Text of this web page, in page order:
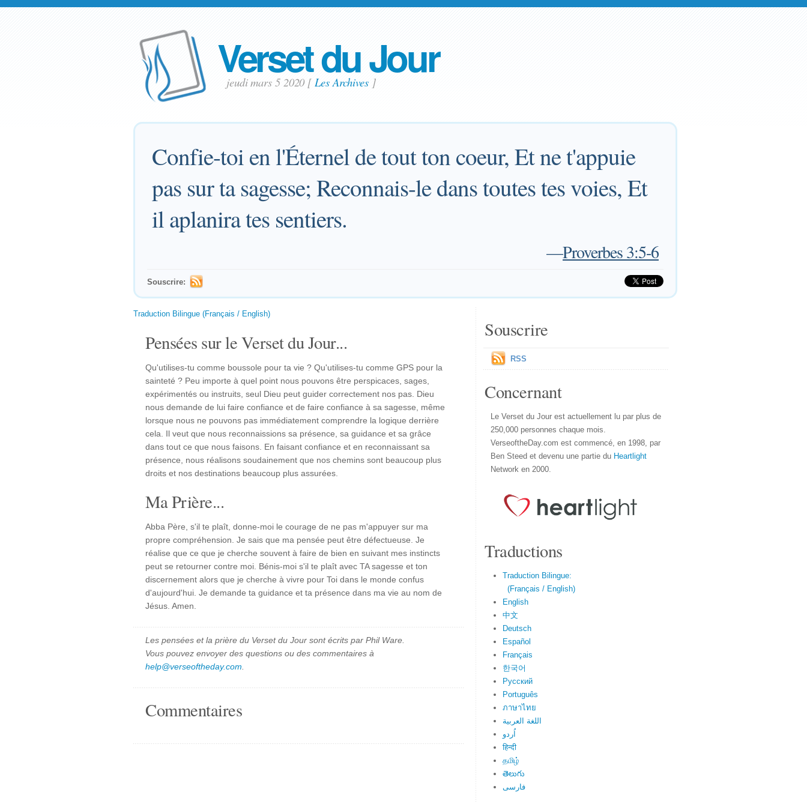
Verset du Jour
jeudi mars 5 2020 [Les Archives]
Confie-toi en l'Éternel de tout ton coeur, Et ne t'appuie
pas sur ta sagesse; Reconnais-le dans toutes tes voies, Et
il aplanira tes sentiers.
—Proverbes 3:5-6
Souscrire:
Traduction Bilingue (Français / English)
Pensées sur le Verset du Jour...
Qu'utilises-tu comme boussole pour ta vie ? Qu'utilises-tu comme GPS pour la
sainteté ? Peu importe à quel point nous pouvons être perspicaces, sages,
expérimentés ou instruits, seul Dieu peut guider correctement nos pas. Dieu
nous demande de lui faire confiance et de faire confiance à sa sagesse, même
lorsque nous ne pouvons pas immédiatement comprendre la logique derrière
cela. Il veut que nous reconnaissions sa présence, sa guidance et sa grâce
dans tout ce que nous faisons. En faisant confiance et en reconnaissant sa
présence, nous réalisons soudainement que nos chemins sont beaucoup plus
droits et nos destinations beaucoup plus assurées.
Ma Prière...
Abba Père, s'il te plaît, donne-moi le courage de ne pas m'appuyer sur ma
propre compréhension. Je sais que ma pensée peut être défectueuse. Je
réalise que ce que je cherche souvent à faire de bien en suivant mes instincts
peut se retourner contre moi. Bénis-moi s'il te plaît avec TA sagesse et ton
discernement alors que je cherche à vivre pour Toi dans le monde confus
d'aujourd'hui. Je demande ta guidance et ta présence dans ma vie au nom de
Jésus. Amen.
Les pensées et la prière du Verset du Jour sont écrits par Phil Ware.
Vous pouvez envoyer des questions ou des commentaires à
help@verseoftheday.com
Commentaires
Souscrire
RSS
Concernant
Le Verset du Jour est actuellement lu par plus de
250,000 personnes chaque mois.
VerseoftheDay.com est commencé, en 1998, par
Ben Steed et devenu une partie du Heartlight
Network en 2000.
Traductions
Traduction Bilingue:
(Français / English)
English
中文
Deutsch
Español
Français
한국어
Русский
Português
ภาษาไทย
اللغة العربية
اُردو
हिन्दी
தமிழ்
తెలుగు
فارسی